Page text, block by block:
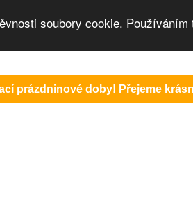
soubory cookie.
prázdninové doby! Přejeme